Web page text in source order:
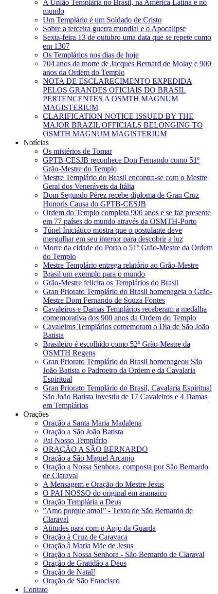
A União Templária no Brasil, na América Latina e no
mundo
Um Templário é um Soldado de Cristo
Sobre a terceira guerra mundial e o Apocalipse
Sexta-feira 13 de outubro uma data que se repete como
em 1307
Os Templários nos dias de hoje
704 anos da morte de Jacques Bernard de Molay e 900
anos da Ordem do Templo
NOTA DE ESCLARECIMENTO EXPEDIDA
PELOS GRANDES OFICIAIS DO BRASIL
PERTENCENTES A OSMTH MAGNUM
MAGISTERIUM
CLARIFICATION NOTICE ISSUED BY THE
MAJOR BRAZIL OFFICIALS BELONGING TO
OSMTH MAGNUM MAGISTERIUM
Notícias
Os mistérios de Tomar
GPTB-CESJB reconhece Don Fernando como 51º
Grão-Mestre do Templo
Mestre Templário do Brasil encontra-se com o Mestre
Geral dos Veneráveis da Itália
Dom Segundo Pérez recebe diploma de Gran Cruz
Honoris Causa do GPTB-CESJB
Ordem do Templo completa 900 anos e se faz presente
em 77 países do mundo através da OSMTH-Porto
Túnel Iniciático mostra que o postulante deve
mergulhar em seu interior para descobrir a luz
Morre da cidade do Porto o 51º Grão-Mestre da Ordem
do Templo
Mestre Templário entrega relatório ao Grão-Mestre
Brasil um exemplo para o mundo
Grão-Mestre felicita os Templários do Brasil
Gran Priorato Templário do Brasil homenageia o Grão-
Mestre Dom Fernando de Souza Fontes
Cavaleiros e Damas Templários receberam a medalha
comemorativa dos 900 anos da Ordem do Templo
Cavaleiros Templários comemoram o Dia de São João
Batista
Brasileiro é escolhido como 52º Grão-Mestre da
OSMTH Regens
Gran Priorato Templário do Brasil homenageou São
João Batista o Padroeiro da Ordem e da Cavalaria
Espiritual
Gran Priorato Templário do Brasil, Cavalaria Espiritual
São João Batista investiu de 17 Cavaleiros e 4 Damas
em Templários
Orações
Oração a Santa Maria Madalena
Oração a São João Batista
Pai Nosso Templário
ORAÇÃO A SÃO BERNARDO
Oração a São Miguel Arcanjo
Oração a Nossa Senhora, composta por São Bernardo
de Claraval
A Mensagem e Oração do Mestre Jesus
O PAI NOSSO do original em aramaico
Oração Templária a Deus
”Amo porque amo!” - Texto de São Bernardo de
Claraval
Atitudes para com o Anjo da Guarda
Oração à Cruz de Caravaca
Oração à Maria Mãe de Jesus
Oração a Nossa Senhora - São Bernardo de Claraval
Oração de Gratidão a Deus
Oração de Natal!
Oração de São Francisco
Contato